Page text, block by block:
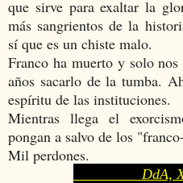
que sirve para exaltar la
más sangrientos de la
sí que es un chiste malo.
Franco ha muerto y solo
años sacarlo de la tumba.
espíritu de las instituciones.
Mientras llega el
pongan a salvo de los
Mil perdones.
DdA,